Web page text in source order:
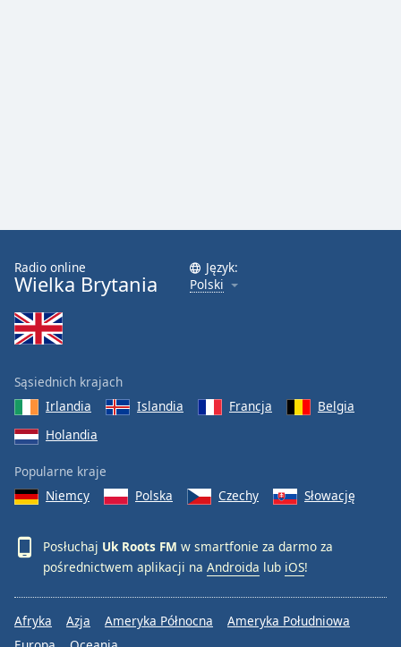
Font
Family
Close
Modal
Dialog
End
dialog
window.
Radio online
Wielka Brytania
Język:
Polski
Sąsiednich krajach
Irlandia
Islandia Francja
Belgia
Holandia
Popularne kraje
Niemcy
Polska Czechy Słowację
Posłuchaj Uk Roots FM w smartfonie za darmo za
pośrednictwem aplikacji na Androida lub iOS!
Afryka Azja Ameryka Północna
Ameryka Południowa